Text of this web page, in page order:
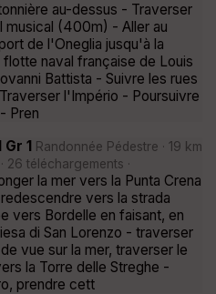
au-dessus - Traverser
musical (400m) - Aller au
de l'Oneglia jusqu'à la
naval française de Louis
Battista - Suivre les rues
l'Império - Poursuivre
Pren
1 Randonnée Pédestre · 19 km
26 téléchargements ·
la mer vers la Punta Crena
vers la strada
vers Bordelle en faisant, en
di San Lorenzo - traverser
vue sur la mer, traverser le
la Torre delle Streghe -
prendre cett